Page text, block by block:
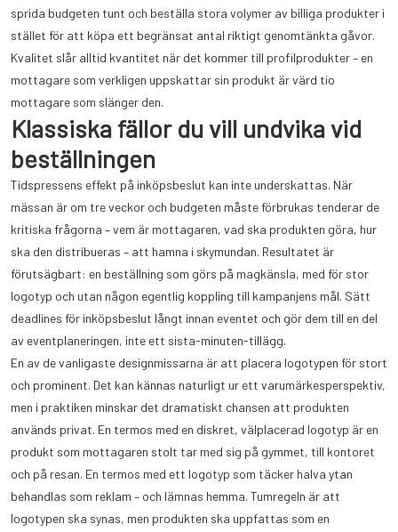
sprida budgeten tunt och beställa stora volymer av billiga produkter i
stället för att köpa ett begränsat antal riktigt genomtänkta gåvor.
Kvalitet slår alltid kvantitet när det kommer till profilprodukter – en
mottagare som verkligen uppskattar sin produkt är värd tio
mottagare som slänger den.
Klassiska fällor du vill undvika vid
beställningen
Tidspressens effekt på inköpsbeslut kan inte underskattas. När
mässan är om tre veckor och budgeten måste förbrukas tenderar de
kritiska frågorna – vem är mottagaren, vad ska produkten göra, hur
ska den distribueras – att hamna i skymundan. Resultatet är
förutsägbart: en beställning som görs på magkänsla, med för stor
logotyp och utan någon egentlig koppling till kampanjens mål. Sätt
deadlines för inköpsbeslut långt innan eventet och gör dem till en del
av eventplaneringen, inte ett sista-minuten-tillägg.
En av de vanligaste designmissarna är att placera logotypen för stort
och prominent. Det kan kännas naturligt ur ett varumärkesperspektiv,
men i praktiken minskar det dramatiskt chansen att produkten
används privat. En termos med en diskret, välplacerad logotyp är en
produkt som mottagaren stolt tar med sig på gymmet, till kontoret
och på resan. En termos med ett logotyp som täcker halva ytan
behandlas som reklam – och lämnas hemma. Tumregeln är att
logotypen ska synas, men produkten ska uppfattas som en